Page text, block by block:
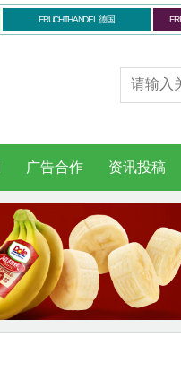
FRUCHTHANDEL 德国
广告合作 资讯投稿